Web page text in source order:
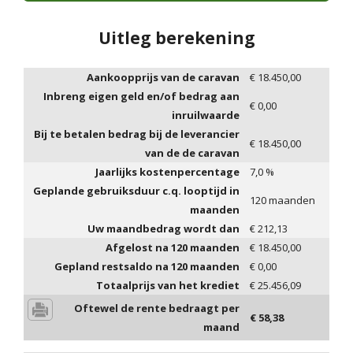
Uitleg berekening
Aankoopprijs van de caravan € 18.450,00
Inbreng eigen geld en/of bedrag aan
inruilwaarde
€0,00
Bij te betalen bedrag bij de leverancier
van de de caravan
€ 18.450,00
Jaarlijks kostenpercentage
7,0 %
Geplande gebruiksduur c.q. looptijd in
maanden
120maanden
Uw maandbedrag wordt dan
€212,13
Afgelost na 120 maanden € 18.450,00
Gepland restsaldo na 120 maanden €0,00
Totaalprijs van het krediet
€25.456,09
Oftewel de rente bedraagt per
maand
€ 58,38